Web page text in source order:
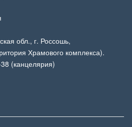
обл., г. Россошь,
Храмового комплекса).
(канцелярия)